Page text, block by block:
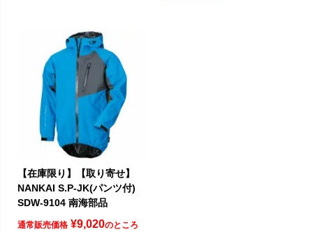
【在庫限り】【取り寄せ】
NANKAI S.P-JK(パンツ付)
SDW-9104 南海部品
通常販売価格 ¥9,020のところ